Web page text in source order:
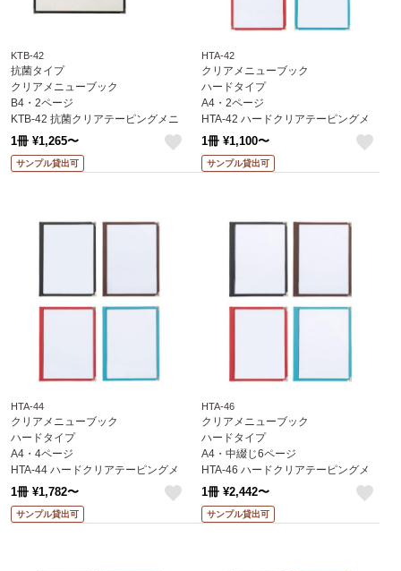
KTB-42
抗菌タイプ
クリアメニューブック
B4・2ページ
KTB-42 抗菌クリアテーピングメニ
ュー えいむ(Aim)
1冊 ¥1,265〜
サンプル貸出可
HTA-42
クリアメニューブック
ハードタイプ
A4・2ページ
HTA-42 ハードクリアテーピングメ
ニュー えいむ(Aim)
1冊 ¥1,100〜
サンプル貸出可
HTA-44
クリアメニューブック
ハードタイプ
A4・4ページ
HTA-44 ハードクリアテーピングメ
ニュー えいむ(Aim)
1冊 ¥1,782〜
サンプル貸出可
HTA-46
クリアメニューブック
ハードタイプ
A4・中綴じ6ページ
HTA-46 ハードクリアテーピングメ
ニュー えいむ(Aim)
1冊 ¥2,442〜
サンプル貸出可